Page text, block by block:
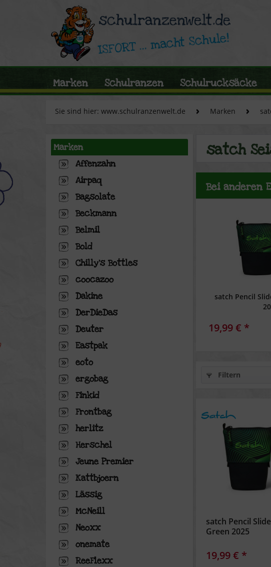
Marken Schulranzen Schulrucksäcke
Sie sind hier: www.schulranzenwelt.de Marken
Marken
Affenzahn
Airpaq
Bagsolate
Beckmann
Belmil
Bold
Chilly's Bottles
coocazoo
Dakine
DerDieDas
Deuter
Eastpak
eoto
ergobag
Finkid
Frontbag
herlitz
Herschel
Jeune Premier
Kattbjoern
Lässig
McNeill
Neoxx
onemate
ReeFlexx
satch
Bei anderen
satch Pencil
19,99 € *
Filtern
satch Pencil
Green 2025
19,99 € *